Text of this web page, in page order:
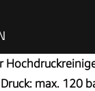
max. 120